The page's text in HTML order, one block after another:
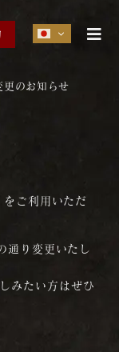
更のお知らせ
ご利用いただ
通り変更いたし
みたい方はぜひ